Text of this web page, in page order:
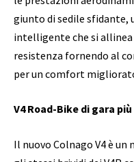
giunto di sedile sfidante,
intelligente che si
resistenza fornendo al
per un comfort
V4 Road-Bike di gara
Il nuovo Colnago V4 è